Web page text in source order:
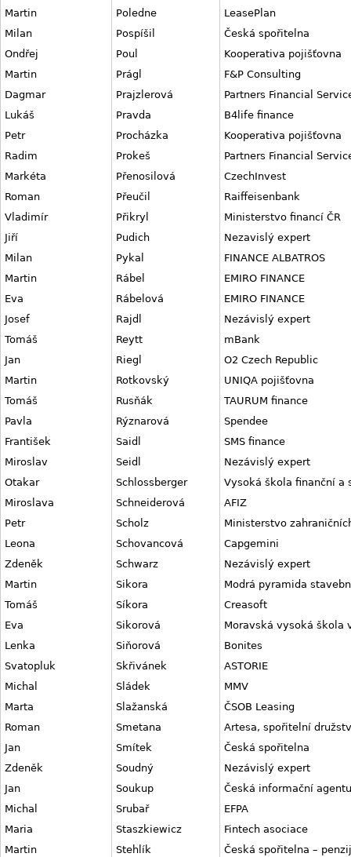
Martin
Poledne
LeasePlan
Milan
Pospíšil
Česká spořitelna
Ondřej
Poul
Kooperativa pojišťovna
Martin
Prágl
F&P Consulting
Dagmar
Prajzlerová
Partners Financial
Lukáš
Pravda
B4life finance
Petr
Procházka
Kooperativa pojišťovna
Radim
Prokeš
Partners Financial
Markéta
Přenosilová
CzechInvest
Roman
Přeučil
Raiffeisenbank
Vladimír
Přikryl
Ministerstvo financí ČR
Jiří
Pudich
Nezavislý expert
Milan
Pykal
FINANCE ALBATROS
Martin
Rábel
EMIRO FINANCE
Eva
Rábelová
EMIRO FINANCE
Josef
Rajdl
Nezávislý expert
Tomáš
Reytt
mBank
Jan
Riegl
O2 Czech Republic
Martin
Rotkovský
UNIQA pojišťovna
Tomáš
Rusňák
TAURUM finance
Pavla
Rýznarová
Spendee
František
Saidl
SMS finance
Miroslav
Seidl
Nezávislý expert
Otakar
Schlossberger
Vysoká škola finanční a
Miroslava
Schneiderová
AFIZ
Petr
Scholz
Ministerstvo
Leona
Schovancová
Capgemini
Zdeněk
Schwarz
Nezávislý expert
Martin
Sikora
Modrá pyramida
Tomáš
Síkora
Creasoft
Eva
Sikorová
Moravská vysoká škola
Lenka
Siňorová
Bonites
Svatopluk
Skřivánek
ASTORIE
Michal
Sládek
MMV
Marta
Slažanská
ČSOB Leasing
Roman
Smetana
Artesa, spořitelní
Jan
Smítek
Česká spořitelna
Zdeněk
Soudný
Nezávislý expert
Jan
Soukup
Česká informační
Michal
Srubař
EFPA
Maria
Staszkiewicz
Fintech asociace
Martin
Stehlík
Česká spořitelna –